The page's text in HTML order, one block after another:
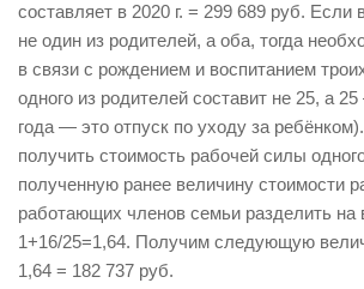
составляет в 2020 г. = 299 689 руб. Если
не один из родителей, а оба, тогда
в связи с рождением и воспитанием
одного из родителей составит не 25, а
года — это отпуск по уходу за
получить стоимость рабочей силы
полученную ранее величину стоимости
работающих членов семьи разделить на
1+16/25=1,64. Получим следующую
1,64 = 182 737 руб.